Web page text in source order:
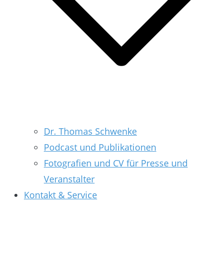
Dr. Thomas Schwenke
Podcast und Publikationen
Fotografien und CV für Presse und
Veranstalter
Kontakt & Service